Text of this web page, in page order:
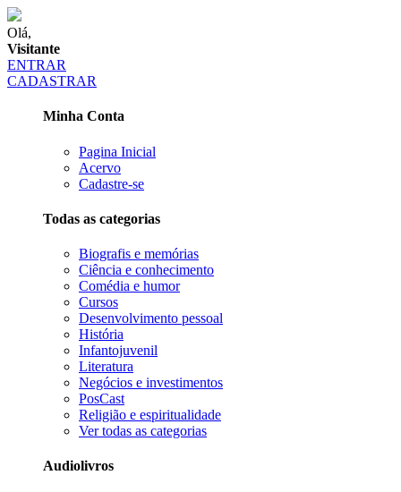
Olá,
Visitante
ENTRAR
CADASTRAR
Minha Conta
Pagina Inicial
Acervo
Cadastre-se
Todas as categorias
Biografis e memórias
Ciência e conhecimento
Comédia e humor
Cursos
Desenvolvimento pessoal
História
Infantojuvenil
Literatura
Negócios e investimentos
PosCast
Religião e espiritualidade
Ver todas as categorias
Audiolivros